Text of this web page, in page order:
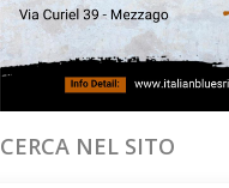
CERCA NEL SITO